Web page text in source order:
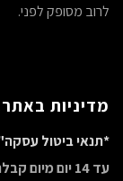
לרוב מסופק לפני.
מדיניות
*תנאי ביטול
עד 14 יום מיום קבלת המוצר למוצר שלא נפתח מאריזתו המקורית